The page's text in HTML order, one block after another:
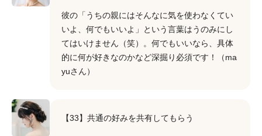
彼の「うちの親にはそんなに気を使わなくてい
いよ、何でもいいよ」という言葉はうのみにし
てはいけません（笑）。何でもいいなら、具体
的に何が好きなのかなど深掘り必須です！（ma
yuさん）
【33】共通の好みを共有してもらう